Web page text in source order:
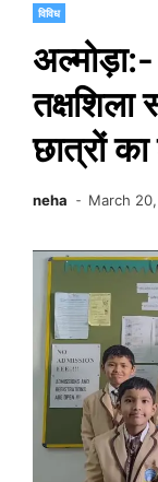
विविध
छात्रों
neha March